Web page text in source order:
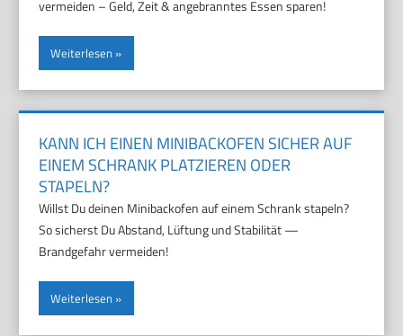
vermeiden – Geld, Zeit & angebranntes Essen sparen!
Weiterlesen
KANN ICH EINEN MINIBACKOFEN SICHER AUF
EINEM SCHRANK PLATZIEREN ODER
STAPELN?
Willst Du deinen Minibackofen auf einem Schrank stapeln?
So sicherst Du Abstand, Lüftung und Stabilität —
Brandgefahr vermeiden!
Weiterlesen